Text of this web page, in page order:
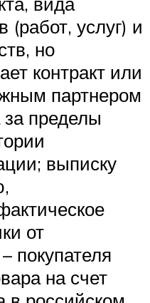
услуг) и
но
контракт или
партнером
за пределы
выписку
от
покупателя
на счет